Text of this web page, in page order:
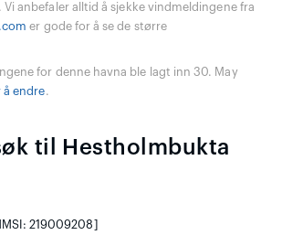
anbefaler alltid å sjekke vindmeldingene fra
er gode for å se de større
for denne havna ble lagt inn 30. May
å endre.
til Hestholmbukta
219009208]